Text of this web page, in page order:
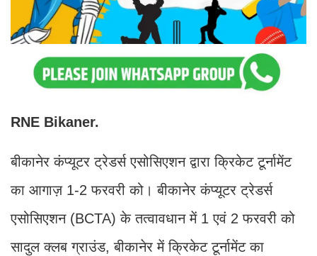
RNE Bikaner.
बीकानेर कंप्यूटर ट्रेडर्स एसोसिएशन द्वारा क्रिकेट टूर्नामेंट
का आगाज़ 1-2 फरवरी को। बीकानेर कंप्यूटर ट्रेडर्स
एसोसिएशन (BCTA) के तत्वावधान में 1 एवं 2 फरवरी को
सादुल क्लब ग्राउंड, बीकानेर में क्रिकेट टूर्नामेंट का